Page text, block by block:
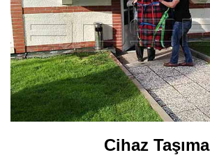
Cihaz Taşıma